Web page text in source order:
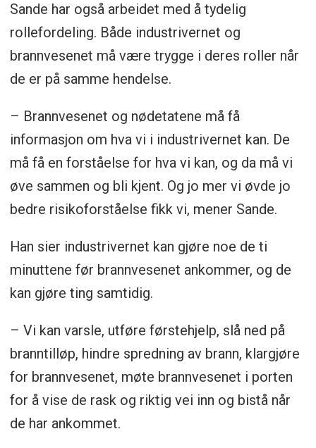
Sande har også arbeidet med å tydelig
rollefordeling. Både industrivernet og
brannvesenet må være trygge i deres roller når
de er på samme hendelse.
– Brannvesenet og nødetatene må få
informasjon om hva vi i industrivernet kan. De
må få en forståelse for hva vi kan, og da må vi
øve sammen og bli kjent. Og jo mer vi øvde jo
bedre risikoforståelse fikk vi, mener Sande.
Han sier industrivernet kan gjøre noe de ti
minuttene før brannvesenet ankommer, og de
kan gjøre ting samtidig.
– Vi kan varsle, utføre førstehjelp, slå ned på
branntilløp, hindre spredning av brann, klargjøre
for brannvesenet, møte brannvesenet i porten
for å vise de rask og riktig vei inn og bistå når
de har ankommet.